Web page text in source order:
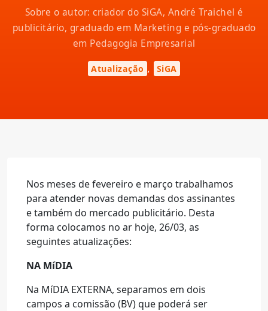
Sobre o autor: criador do SiGA, André Traichel é
publicitário, graduado em Marketing e pós-graduado
em Pedagogia Empresarial
Atualização , SiGA
Nos meses de fevereiro e março trabalhamos
para atender novas demandas dos assinantes
e também do mercado publicitário. Desta
forma colocamos no ar hoje, 26/03, as
seguintes atualizações:
NA MíDIA
Na MíDIA EXTERNA, separamos em dois
campos a comissão (BV) que poderá ser